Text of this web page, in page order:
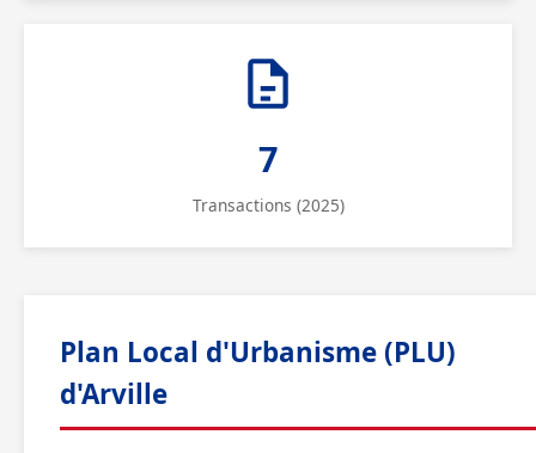
7
Transactions (2025)
Plan Local d'Urbanisme (PLU)
d'Arville